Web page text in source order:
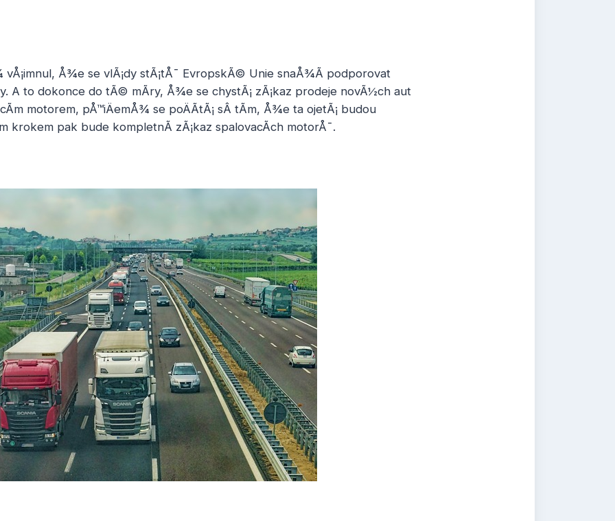
Å¾e se vlÃ¡dy stÃ¡tÅ¯ EvropskÃ© Unie snaÅ¾Ã­ podporovat
A to dokonce do tÃ© mÃ­ry, Å¾e se chystÃ¡ zÃ¡kaz prodeje novÃ½ch aut
motorem, pÅ™iÄemÅ¾ se poÄÃ­tÃ¡ sÂ tÃ­m, Å¾e ta ojetÃ¡ budou
krokem pak bude kompletnÃ­ zÃ¡kaz spalovacÃ­ch motorÅ¯.